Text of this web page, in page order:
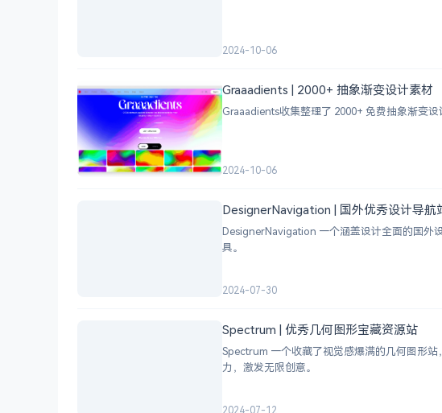
2024-10-06
Graaadients | 2000+ 抽象渐变设计素材
Graaadients收集整理了 2000+ 免费抽象渐变
2024-10-06
DesignerNavigation | 国外优秀设计导航
DesignerNavigation 一个涵盖设计全面的国外
具。
2024-07-30
Spectrum | 优秀几何图形宝藏资源站
Spectrum 一个收藏了视觉感爆满的几何图形
力，激发无限创意。